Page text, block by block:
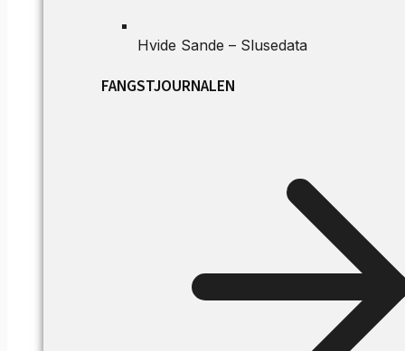
Hvide Sande – Slusedata
FANGSTJOURNALEN